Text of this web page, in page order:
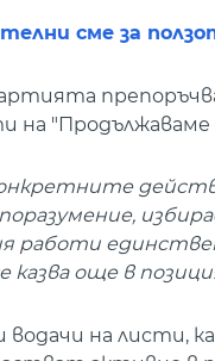
сме за
на
работи
казва още в
водачи на листи,